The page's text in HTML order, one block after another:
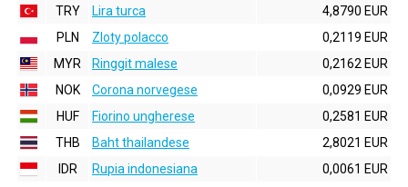
TRY
Lira turca
4,8790 EUR
PLN
Zloty polacco
0,2119 EUR
MYR
Ringgit malese
0,2162 EUR
NOK
Corona norvegese
0,0929 EUR
HUF
Fiorino ungherese
0,2581 EUR
THB
Baht thailandese
2,8021 EUR
IDR
Rupia indonesiana
0,0061 EUR